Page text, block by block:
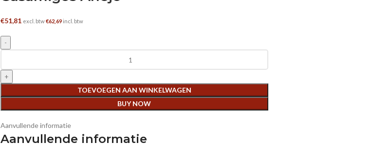
€51,81 excl. btw€62,69incl. btw
TOEVOEGEN AAN WINKELWAGEN
BUY NOW
Aanvullende informatie
Aanvullende informatie